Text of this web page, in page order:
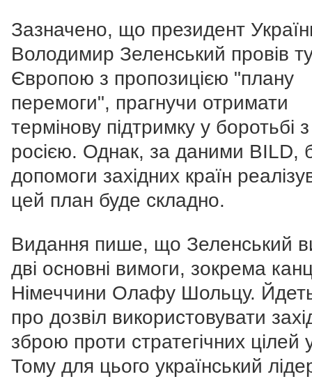
Зазначено, що президент
Володимир Зеленський провів
Європою з пропозицією "плану
перемоги", прагнучи отримати
термінову підтримку у боротьбі з
росією. Однак, за даними BILD,
допомоги західних країн
цей план буде складно.
Видання пише, що Зеленський
дві основні вимоги, зокрема
Німеччини Олафу Шольцу.
про дозвіл використовувати
зброю проти стратегічних цілей
Тому для цього український